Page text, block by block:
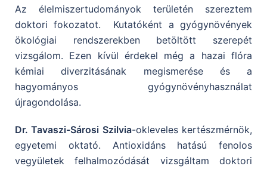
Az élelmiszertudományok területén szereztem
doktori fokozatot. Kutatóként a gyógynövények
ökológiai rendszerekben betöltött szerepét
vizsgálom. Ezen kívül érdekel még a hazai flóra
kémiai diverzitásának megismerése és a
hagyományos gyógynövényhasználat
újragondolása.
Dr. Tavaszi-Sárosi Szilvia-okleveles kertészmérnök,
egyetemi oktató. Antioxidáns hatású fenolos
vegyületek felhalmozódását vizsgáltam doktori